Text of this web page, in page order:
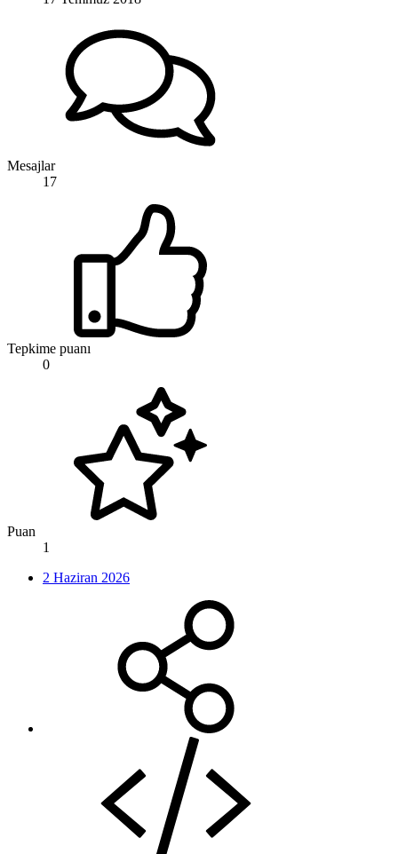
Mesajlar
17
Tepkime puanı
0
Puan
1
2 Haziran 2026